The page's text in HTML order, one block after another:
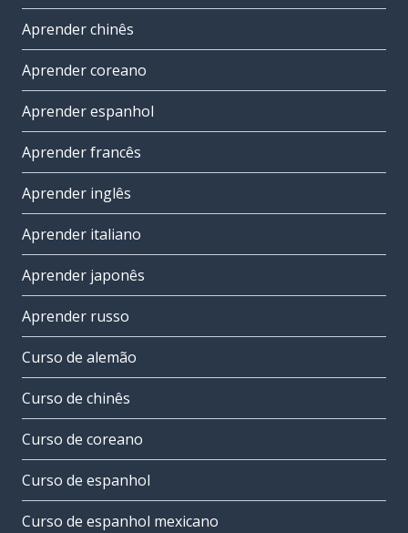
Aprender chinês
Aprender coreano
Aprender espanhol
Aprender francês
Aprender inglês
Aprender italiano
Aprender japonês
Aprender russo
Curso de alemão
Curso de chinês
Curso de coreano
Curso de espanhol
Curso de espanhol mexicano